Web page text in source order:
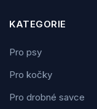
KATEGORIE
Pro psy
Pro kočky
Pro drobné savce